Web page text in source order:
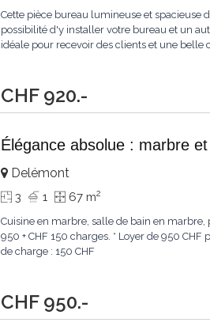
CHF 920.-
Cette pièce bureau lumineuse et spacieuse
possibilité d'y installer votre bureau et un
idéale pour recevoir des clients et une belle
Élégance absolue : marbre
CHF 950.-
Delémont
3 1 67 m2
Cuisine en marbre, salle de bain en
950 + CHF 150 charges. * Loyer de 950
de charge : 150 CHF